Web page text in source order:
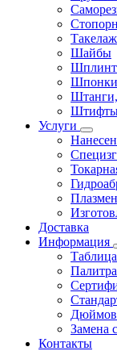
Такелаж
Шайбы
Шплинт
Шпонки
Услуги
Доставка
Информация
Замена
Контакты